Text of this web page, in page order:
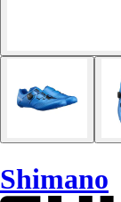
Shimano